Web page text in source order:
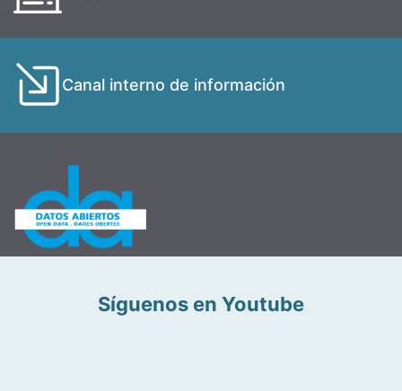
Canal interno de información
Síguenos en Youtube